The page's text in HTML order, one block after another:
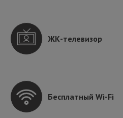
ЖК-телевизор
Бесплатный Wi-Fi